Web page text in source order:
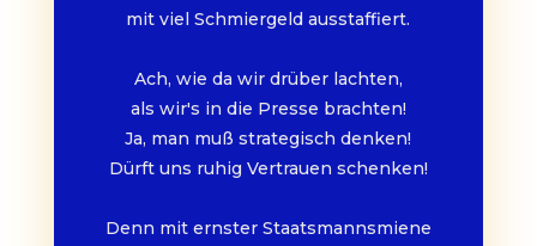
mit viel Schmiergeld ausstaffiert.
Ach, wie da wir drüber lachten,
als wir's in die Presse brachten!
Ja, man muß strategisch denken!
Dürft uns ruhig Vertrauen schenken!
Denn mit ernster Staatsmannsmiene